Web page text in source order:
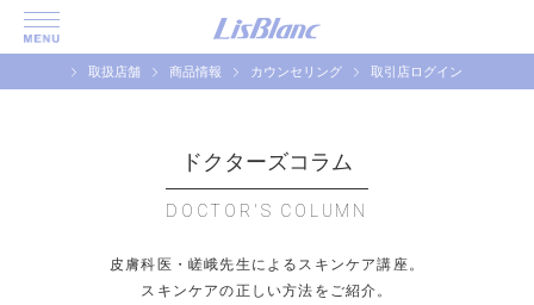
取扱店舗 商品情報 カウンセリング 取引店ログイン
ドクターズコラム
DOCTOR'S COLUMN
皮膚科医・嵯峨先生によるスキンケア講座。
スキンケアの正しい方法をご紹介。